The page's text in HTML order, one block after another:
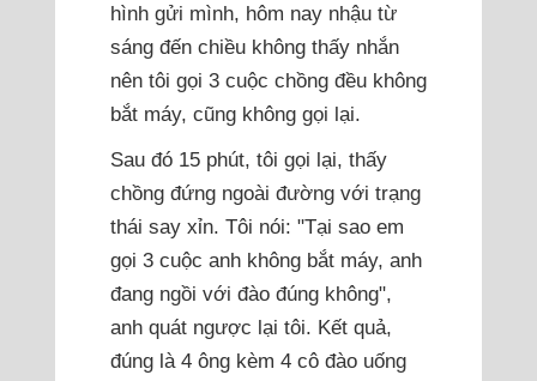
hình gửi mình, hôm nay nhậu từ
sáng đến chiều không thấy nhắn
nên tôi gọi 3 cuộc chồng đều không
bắt máy, cũng không gọi lại.
Sau đó 15 phút, tôi gọi lại, thấy
chồng đứng ngoài đường với trạng
thái say xỉn. Tôi nói: "Tại sao em
gọi 3 cuộc anh không bắt máy, anh
đang ngồi với đào đúng không",
anh quát ngược lại tôi. Kết quả,
đúng là 4 ông kèm 4 cô đào uống